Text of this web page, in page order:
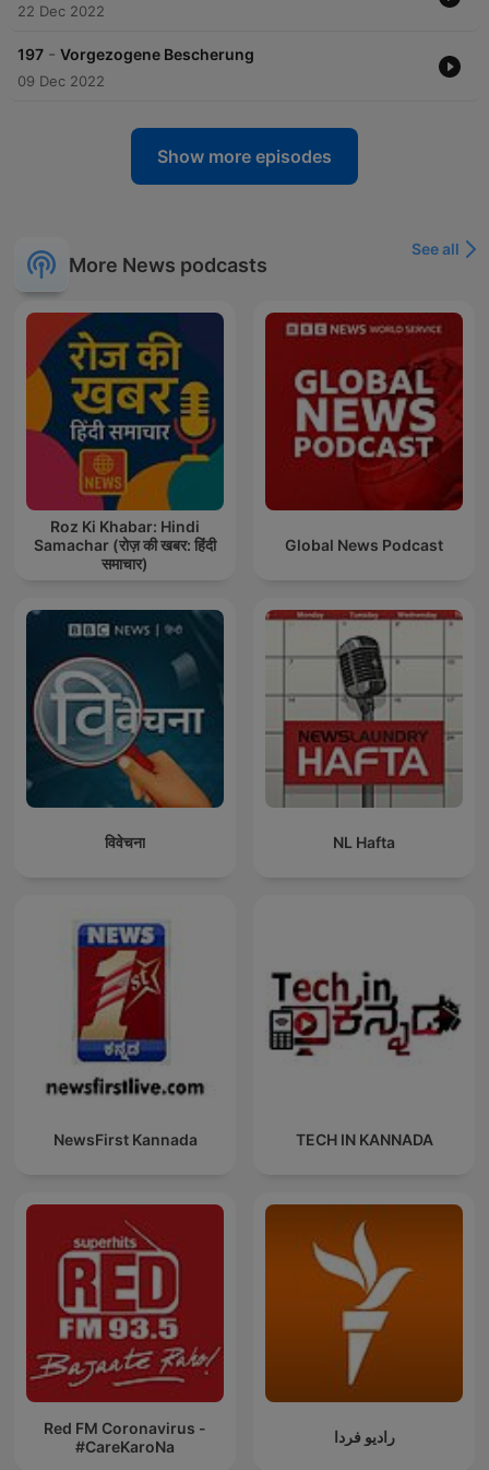
22 Dec 2022
197 - Vorgezogene Bescherung
09 Dec 2022
Show more episodes
More News podcasts
See all
Roz Ki Khabar: Hindi
Samachar (रोज़ की खबर: हिंदी
समाचार)
Global News Podcast
विवेचना NL Hafta
NewsFirst Kannada TECH IN KANNADA
Red FM Coronavirus -
#CareKaroNa
رادیو فردا